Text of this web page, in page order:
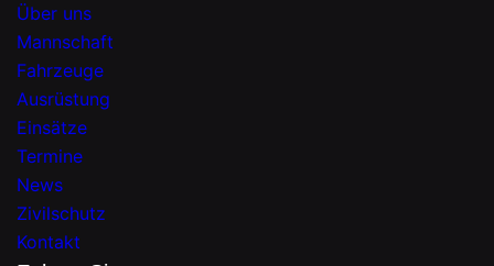
Über uns
Mannschaft
Fahrzeuge
Ausrüstung
Einsätze
Termine
News
Zivilschutz
Kontakt